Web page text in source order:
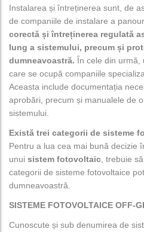
Instalarea și întreținerea sunt, de
de companiile de instalare a
corectă și întreținerea regulată
lung a sistemului, precum și
dumneavoastră. În cele din urmă,
care se ocupă companiile
Aceasta include documentația
aprobări, precum și manualele de
sistemului.
Există trei categorii de sisteme
Pentru a lua cea mai bună decizie
unui sistem fotovoltaic , trebuie
categorii de sisteme fotovoltaice
dumneavoastră.
SISTEME FOTOVOLTAICE OFF-
Cunoscute și sub denumirea de